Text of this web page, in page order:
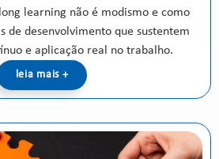
learning não é modismo e como
de desenvolvimento que sustentem
e aplicação real no trabalho.
leia mais +